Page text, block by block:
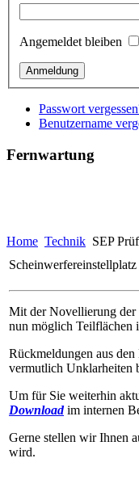
Angemeldet bleiben
Passwort
Benutzername
Fernwartung
Home Technik SEP
Mit der Novellierung der
nun möglich Teilflächen
Rückmeldungen aus
vermutlich Unklarheiten
Um für Sie weiterhin
Download im internen
Gerne stellen wir Ihnen
wird.